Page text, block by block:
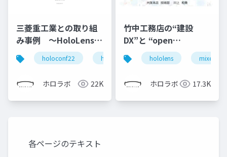
三菱重工業との取り組
み事例 ～HoloLensな
どを活用した現場向け
コミュニケーションツ
holoconf22 hololens mixed reality
ホロラボ 22K
⽵中⼯務店の“建設
DX”と “open
BIM”と“xR” (ホロラボ
カンファレンス 2022 株
式会社竹中工務店 橋口
様、川上様 発表スライ
ド)
hololens mixed
ホロラボ 17.3K
各ページのテキスト